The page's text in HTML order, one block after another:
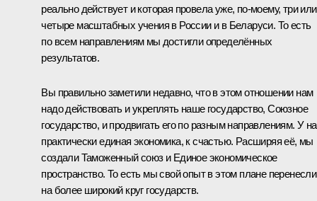
реально действует и которая провела уже, по‑моему, три или
четыре масштабных учения в России и в Беларуси. То есть
по всем направлениям мы достигли определённых
результатов.
Вы правильно заметили недавно, что в этом отношении нам
надо действовать и укреплять наше государство, Союзное
государство, и продвигать его по разным направлениям. У
практически единая экономика, к счастью. Расширяя её, мы
создалиТаможенный союзи Единое экономическое
пространство. То есть мы свой опыт в этом плане перенесли
на более широкий круг государств.